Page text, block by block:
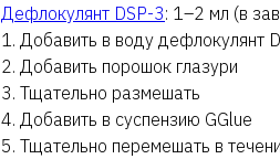
Дефлокулянт DSP-3: 1–2 мл (в
1. Добавить в воду дефлокулянт
2. Добавить порошок глазури
3. Тщательно размешать
4. Добавить в суспензию GGlue
5. Тщательно перемешать в